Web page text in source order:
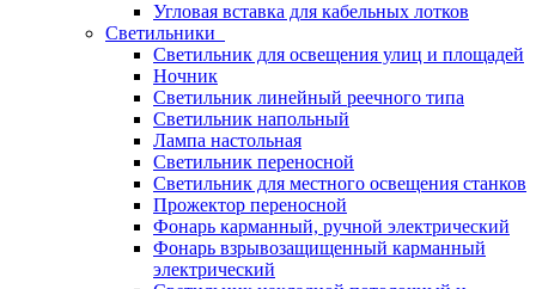
Угловая вставка для кабельных лотков
Светильники
Светильник для освещения улиц и площадей
Ночник
Светильник линейный реечного типа
Светильник напольный
Лампа настольная
Светильник переносной
Светильник для местного освещения станков
Прожектор переносной
Фонарь карманный, ручной электрический
Фонарь взрывозащищенный карманный
электрический